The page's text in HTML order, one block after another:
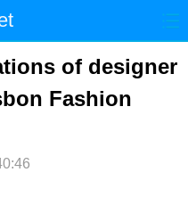
港澳
法治 社会
视频
of designer
Fashion